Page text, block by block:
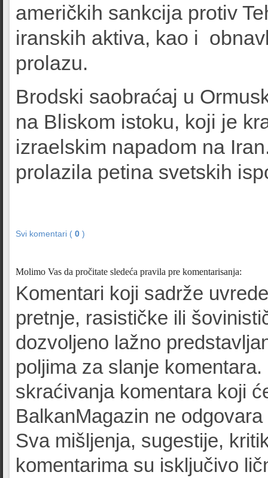
američkih sankcija protiv
iranskih aktiva, kao i
prolazu.
Brodski saobraćaj u
na Bliskom istoku, koji je
izraelskim napadom na
prolazila petina svetskih
Svi komentari ( 0 )
Molimo Vas da pročitate sledeća pravila pre komentarisanja:
Komentari koji sadrže
pretnje, rasističke ili
dozvoljeno lažno
poljima za slanje
skraćivanja komentara koji
BalkanMagazin ne
Sva mišljenja, sugestije,
komentarima su isključivo